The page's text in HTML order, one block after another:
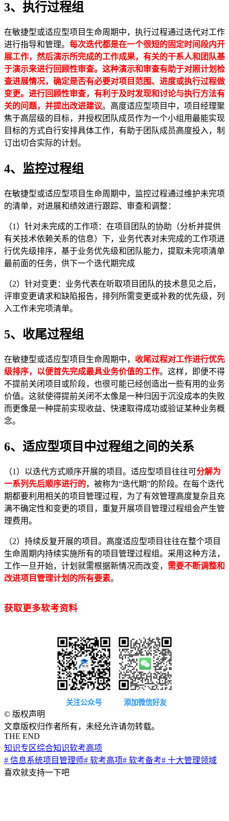
3、执行过程组
在敏捷型或适应型项目生命周期中，执行过程通过迭代对工作
进行指导和管理。 每次迭代都是在一个很短的固定时间段内开
展工作，然后演示所完成的工作成果，有关的干系人和团队基
于演示来进行回顾性审查。这种演示和审查有助于对照计划检
查进展情况，确定是否有必要对项目范围、进度或执行过程做
变更。进行回顾性审查，有利于及时发现和讨论与执行方法有
关的问题，并提出改进建议。高度适应型项目中，项目经理聚
焦于高层级的目标，并授权团队成员作为一个小组用最能实现
目标的方式自行安排具体工作，有助于团队成员高度投入，制
订出切合实际的计划。
4、监控过程组
在敏捷型或适应型项目生命周期中，监控过程通过维护未完项
的清单，对进展和绩效进行跟踪、审查和调整：
（1）针对未完成的工作项：在项目团队的协助（分析并提供
有关技术依赖关系的信息）下，业务代表对未完成的工作项进
行优先级排序，基于业务优先级和团队能力，提取未完项清单
最前面的任务，供下一个迭代期完成
（2）针对变更：业务代表在听取项目团队的技术意见之后，
评审变更请求和缺陷报告，排列所需变更或补救的优先级，列
入工作未完项清单。
5、收尾过程组
在敏捷型或适应型项目生命周期中， 收尾过程对工作进行优先
级排序，以便首先完成最具业务价值的工作。这样，即便不得
不提前关闭项目或阶段，也很可能已经创造出一些有用的业务
价值。这就使得提前关闭不太像是一种归因于沉没成本的失败
而更像是一种提前实现收益、快速取得成功或验证某种业务概
念。
6、适应型项目中过程组之间的关系
（1）以迭代方式顺序开展的项目。适应型项目往往可分解为
一系列先后顺序进行的，被称为“迭代期”的阶段。在每个迭代
期都要利用相关的项目管理过程，为了有效管理高度复杂且充
满不确定性和变更的项目，重复开展项目管理过程组会产生管
理费用。
（2）持续反复开展的项目。高度适应型项目往往在整个项目
生命周期内持续实施所有的项目管理过程组。采用这种方法，
工作一旦开始，计划就需根据新情况而改变， 需要不断调整和
改进项目管理计划的所有要素。
获取更多软考资料
关注公众号 添加微信好友
© 版权声明
文章版权归作者所有，未经允许请勿转载。
THE END
知识专区综合知识软考高项
# 信息系统项目管理师# 软考高项# 软考备考# 十大管理领域
喜欢就支持一下吧